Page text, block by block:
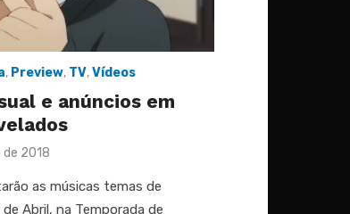
, Preview, TV,Vídeos
e anúncios em
2018
as músicas temas de
Abril, na Temporada de